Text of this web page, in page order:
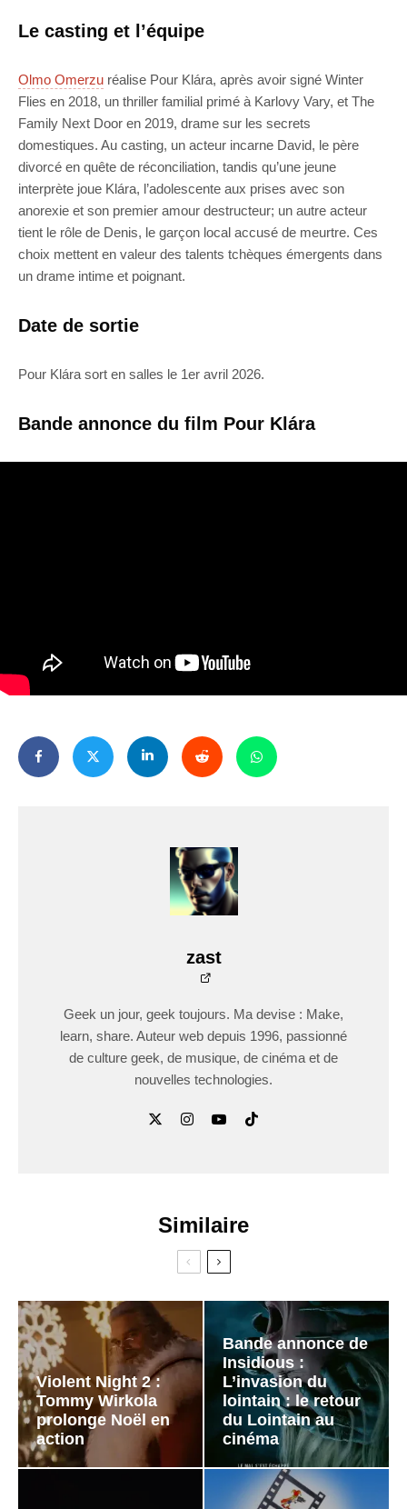
Le casting et l’équipe
Olmo Omerzu réalise Pour Klára, après avoir signé Winter
Flies en 2018, un thriller familial primé à Karlovy Vary, et The
Family Next Door en 2019, drame sur les secrets
domestiques. Au casting, un acteur incarne David, le père
divorcé en quête de réconciliation, tandis qu’une jeune
interprète joue Klára, l’adolescente aux prises avec son
anorexie et son premier amour destructeur; un autre acteur
tient le rôle de Denis, le garçon local accusé de meurtre. Ces
choix mettent en valeur des talents tchèques émergents dans
un drame intime et poignant.
Date de sortie
Pour Klára sort en salles le 1er avril 2026.
Bande annonce du film Pour Klára
zast
Geek un jour, geek toujours. Ma devise : Make,
learn, share. Auteur web depuis 1996, passionné
de culture geek, de musique, de cinéma et de
nouvelles technologies.
Similaire
Violent Night 2 :
Tommy Wirkola
prolonge Noël en
action
Bande annonce de
Insidious :
L’invasion du
lointain : le retour
du Lointain au
cinéma